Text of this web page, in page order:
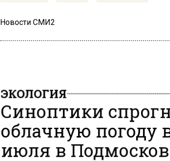
Новости СМИ2
ЭКОЛОГИЯ
Синоптики
облачную погоду
июля в